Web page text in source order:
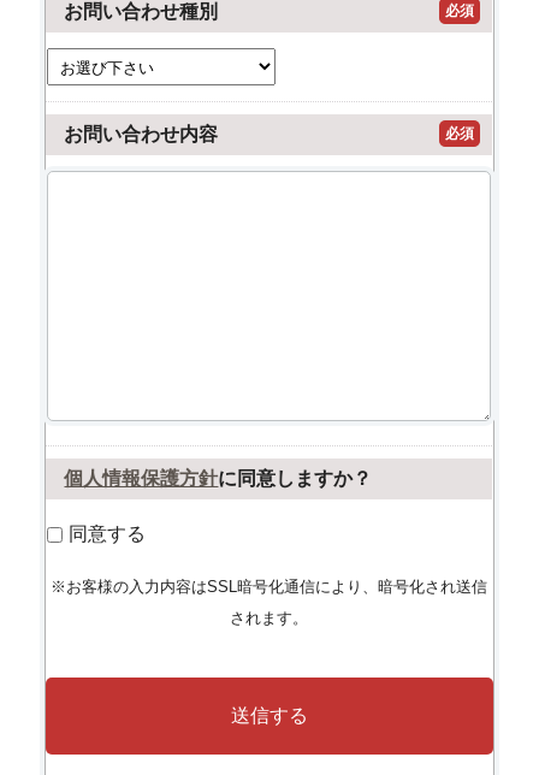
お問い合わせ種別 必須
お問い合わせ内容 必須
個人情報保護方針に同意しますか？
同意する
※お客様の入力内容はSSL暗号化通信により、暗号化され送信
されます。